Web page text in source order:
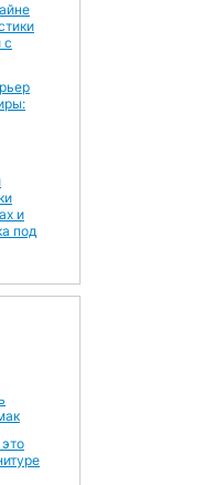
с
и
под